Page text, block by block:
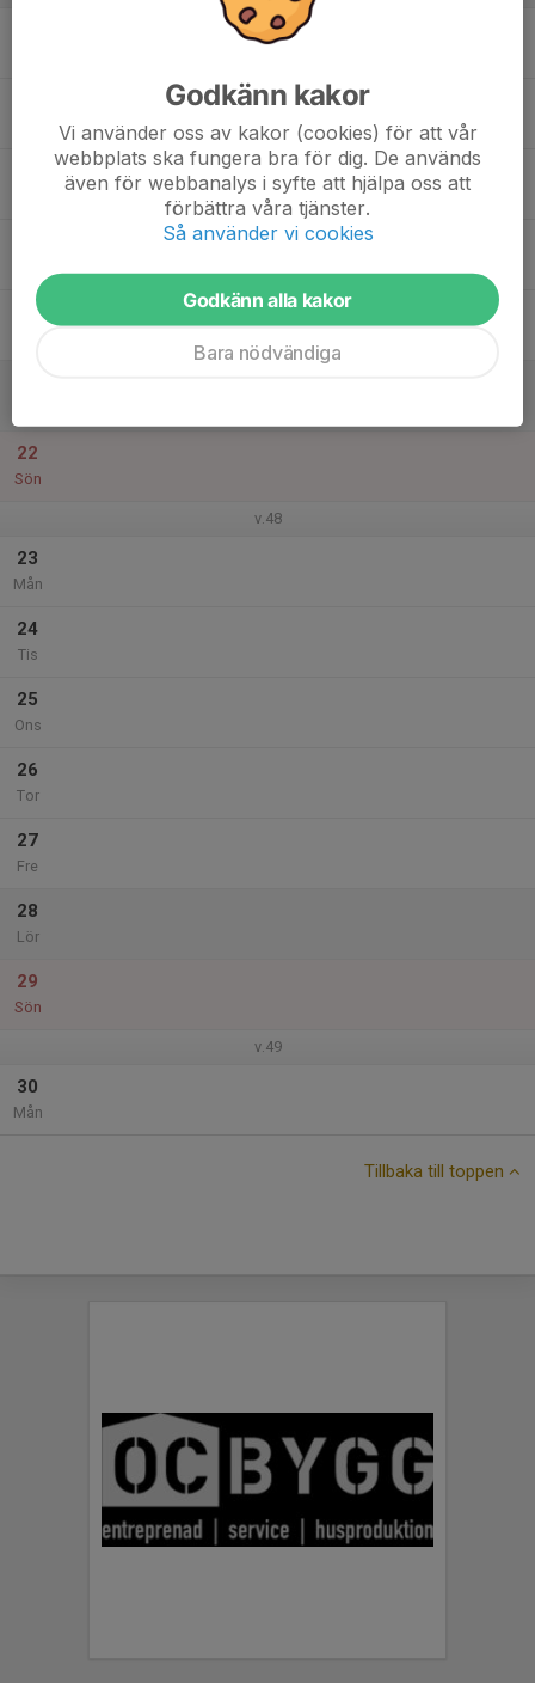
20
22
Sön
v.48
23
Mån
24
Tis
25
Ons
26
Tor
27
Fre
28
Lör
29
Sön
v.49
30
Mån
Tillbaka till toppen
Godkänn kakor
Vi använder oss av kakor (cookies) för att vår
webbplats ska fungera bra för dig. De används
även för webbanalys i syfte att hjälpa oss att
förbättra våra tjänster.
Så använder vi cookies
Godkänn alla kakor
Bara nödvändiga